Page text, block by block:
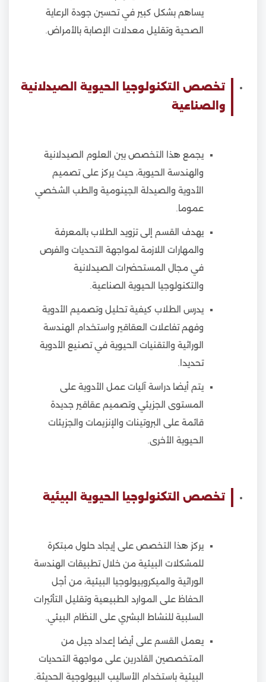
يساهم بشكل كبير في تحسين جودة الرعاية
الصحية وتقليل معدلات الإصابة بالأمراض.
تخصص التكنولوجيا الحيوية الصيدلانية
والصناعية
يجمع هذا التخصص بين العلوم الصيدلانية
والهندسة الحيوية، حيث يركز على تصميم
الأدوية والصيدلة الجينومية والطب الشخصي
عموما.
يهدف القسم إلى تزويد الطلاب بالمعرفة
والمهارات اللازمة لمواجهة التحديات والفرص
في مجال المستحضرات الصيدلانية
والتكنولوجيا الحيوية الصناعية.
يدرس الطلاب كيفية تحليل وتصميم الأدوية
وفهم تفاعلات العقاقير واستخدام الهندسة
الوراثية والتقنيات الحيوية في تصنيع الأدوية
تحديدا.
يتم أيضا دراسة آليات عمل الأدوية على
المستوى الجزيئي وتصميم عقاقير جديدة
قائمة على البروتينات والإنزيمات والجزيئات
الحيوية الأخرى.
تخصص التكنولوجيا الحيوية البيئية
يركز هذا التخصص على إيجاد حلول مبتكرة
للمشكلات البيئية من خلال تطبيقات الهندسة
الوراثية والميكروبيولوجيا البيئية، من أجل
الحفاظ على الموارد الطبيعية وتقليل التأثيرات
السلبية للنشاط البشري على النظام البيئي.
يعمل القسم على أيضا إعداد جيل من
المتخصصين القادرين على مواجهة التحديات
البيئية باستخدام الأساليب البيولوجية الحديثة.